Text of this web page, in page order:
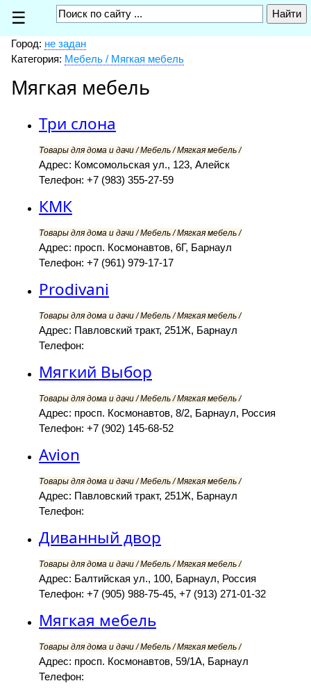
☰
Город: не задан
Категория: Мебель / Мягкая мебель
Мягкая мебель
Три слона
Товары для дома и дачи / Мебель / Мягкая мебель /
Адрес: Комсомольская ул., 123, Алейск
Телефон: +7 (983) 355-27-59
КМК
Товары для дома и дачи / Мебель / Мягкая мебель /
Адрес: просп. Космонавтов, 6Г, Барнаул
Телефон: +7 (961) 979-17-17
Prodivani
Товары для дома и дачи / Мебель / Мягкая мебель /
Адрес: Павловский тракт, 251Ж, Барнаул
Телефон:
Мягкий Выбор
Товары для дома и дачи / Мебель / Мягкая мебель /
Адрес: просп. Космонавтов, 8/2, Барнаул, Россия
Телефон: +7 (902) 145-68-52
Avion
Товары для дома и дачи / Мебель / Мягкая мебель /
Адрес: Павловский тракт, 251Ж, Барнаул
Телефон:
Диванный двор
Товары для дома и дачи / Мебель / Мягкая мебель /
Адрес: Балтийская ул., 100, Барнаул, Россия
Телефон: +7 (905) 988-75-45, +7 (913) 271-01-32
Мягкая мебель
Товары для дома и дачи / Мебель / Мягкая мебель /
Адрес: просп. Космонавтов, 59/1А, Барнаул
Телефон: